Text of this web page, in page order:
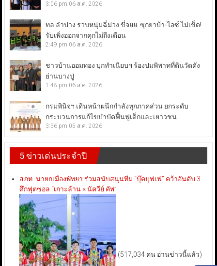
3:06 pm 06 ส.ค. 2026
ทล.ลำปาง รวบหนุ่มฉี่ม่วง ขี่จยย. ซุกยาบ้า-ไอซ์ ไม่เข็ด!
รับเพิ่งออกจากคุกไม่ถึงเดือน
2:49 pm 06 ส.ค. 2026
ชาวบ้านออมทอง บุกทำเนียบฯ ร้องปมพิพาทที่ดินวัดดัง
ย่านบางปู
1:48 pm 06 ส.ค. 2026
กรมพินิจฯ เดินหน้าผนึกกำลังทุกภาคส่วน ยกระดับ
กระบวนการแก้ไขบำบัดฟื้นฟูเด็กและเยาวชน
3:56 pm 05 ส.ค. 2026
5 ข่าวเด่นประจำปี
สภท.-นายกเมืองพัทยา ร่วมสนับสนุนทีม “บุ๊คบุฟเฟ่” คว้าอันดับ 3
ศึกฟุตซอล “เกาะล้าน × นัควีย์ คัพ”
(517,034 คน อ่านข่าวนี้แล้ว)